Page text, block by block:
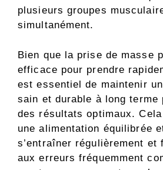
plusieurs groupes
simultanément.
Bien que la prise de masse
efficace pour prendre
est essentiel de maintenir
sain et durable à long terme
des résultats optimaux.
une alimentation équilibrée
s’entraîner régulièrement et
aux erreurs fréquemment